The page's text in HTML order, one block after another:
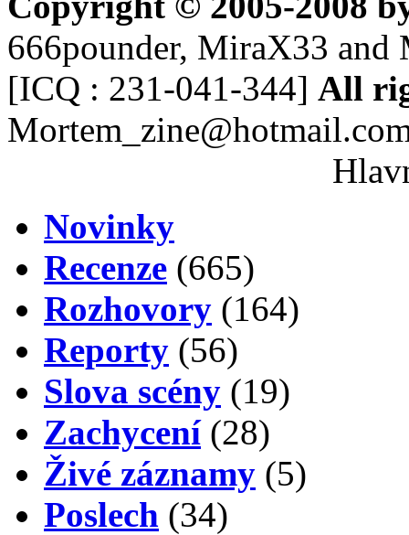
666pounder, MiraX33
[ICQ : 231-041-344] All
Novinky
Recenze (665)
Rozhovory (164)
Reporty (56)
Slova scény (19)
Zachycení (28)
Živé záznamy (5)
Poslech (34)